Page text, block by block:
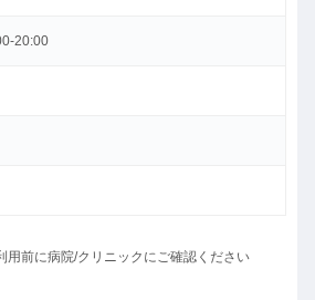
20:00
前に病院/クリニックにご確認ください